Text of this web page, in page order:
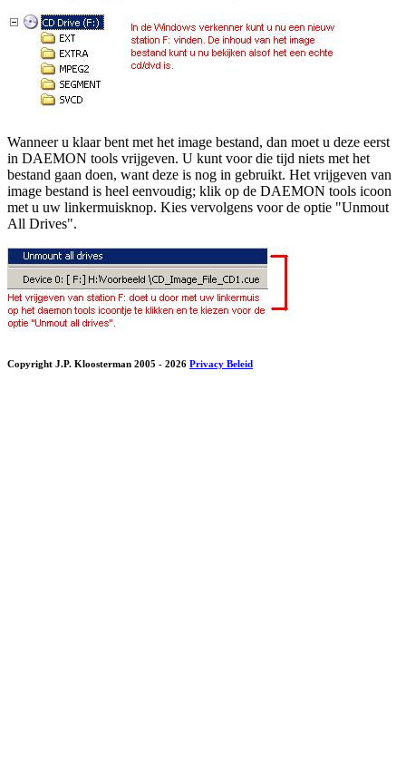
Wanneer u klaar bent met het image bestand, dan moet u deze eerst
in DAEMON tools vrijgeven. U kunt voor die tijd niets met het
bestand gaan doen, want deze is nog in gebruikt. Het vrijgeven van
image bestand is heel eenvoudig; klik op de DAEMON tools icoon
met u uw linkermuisknop. Kies vervolgens voor de optie "Unmout
All Drives".
Copyright J.P. Kloosterman 2005 - 2026 Privacy Beleid